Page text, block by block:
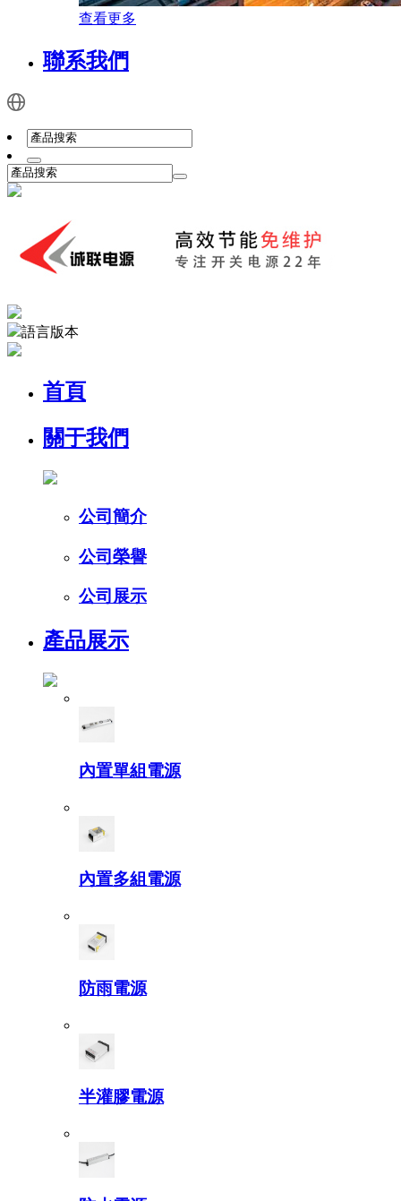
查看更多
聯系我們
語言版本
首頁
關于我們
公司簡介
公司榮譽
公司展示
產品展示
內置單組電源
內置多組電源
防雨電源
半灌膠電源